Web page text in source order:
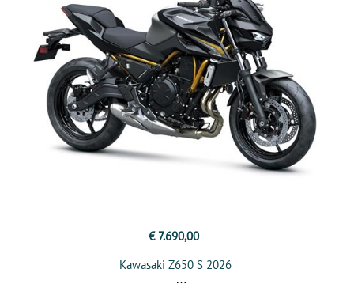
€ 7.690,00
Kawasaki Z650 S 2026